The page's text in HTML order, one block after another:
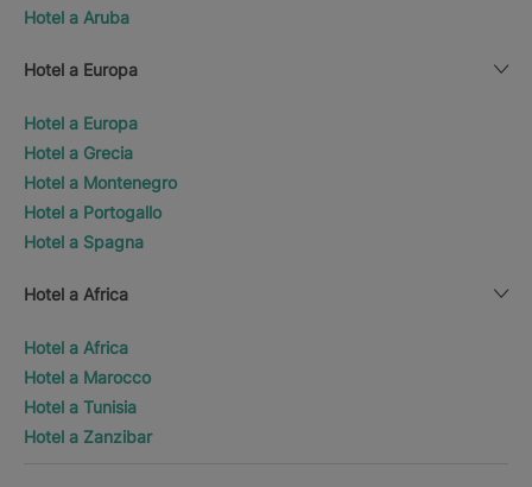
Hotel a Aruba
Hotel a Europa
Hotel a Europa
Hotel a Grecia
Hotel a Montenegro
Hotel a Portogallo
Hotel a Spagna
Hotel a Africa
Hotel a Africa
Hotel a Marocco
Hotel a Tunisia
Hotel a Zanzibar